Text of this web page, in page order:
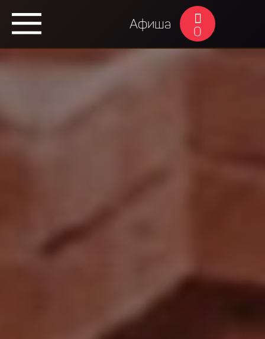
Афиша 0